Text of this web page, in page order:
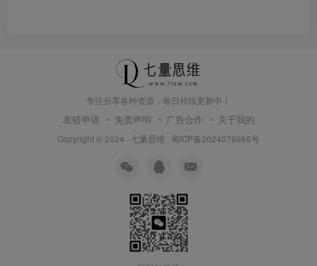
专注分享各种资源，每日持续更新中！
友链申请 免责声明 广告合作 关于我的
Copyright © 2024 · 七量思维 · 蜀ICP备2024076665号